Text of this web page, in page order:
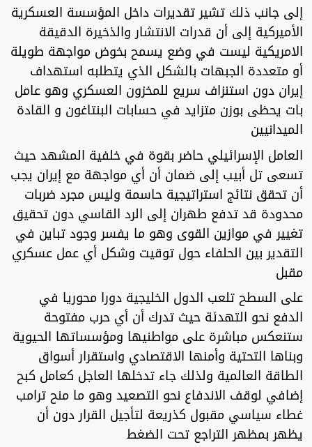
إلى جانب ذلك تشير تقديرات داخل المؤسسة العسكرية
الأميركية إلى أن قدرات الانتشار والذخيرة الدقيقة
الامريكية ليست في وضع يسمح بخوض مواجهة طويلة
أو متعددة الجبهات بالشكل الذي يتطلبه استهداف
إيران دون استنزاف سريع للمخزون العسكري وهو عامل
بات يحظى بوزن متزايد في حسابات البنتاغون و القادة
الميدانيين
العامل الإسرائيلي حاضر بقوة في خلفية المشهد حيث
تسعى تل أبيب إلى ضمان أن أي مواجهة مع إيران يجب
أن تحقق نتائج استراتيجية حاسمة وليس مجرد ضربات
محدودة قد تدفع طهران إلى الرد القاسي دون تحقيق
تغيير في موازين القوى وهو ما يفسر وجود تباين في
التقدير بين الحلفاء حول توقيت وشكل أي عمل عسكري
مقبل
على السطح تلعب الدول الخليجية دورا محوريا في
الدفع نحو التهدئة حيث تدرك أن أي حرب مفتوحة
ستنعكس مباشرة على مواطنيها ومؤسساتها الحيوية
وبناها التحتية وأمنها الاقتصادي واستقرار أسواق
الطاقة العالمية ولذلك جاء تدخلها العاجل كعامل كبح
إضافي لوقف الاندفاع نحو التصعيد وهو ما منح ترامب
غطاء سياسي مقبول كذريعة لتأجيل القرار دون أن
يظهر بمظهر التراجع تحت الضغط